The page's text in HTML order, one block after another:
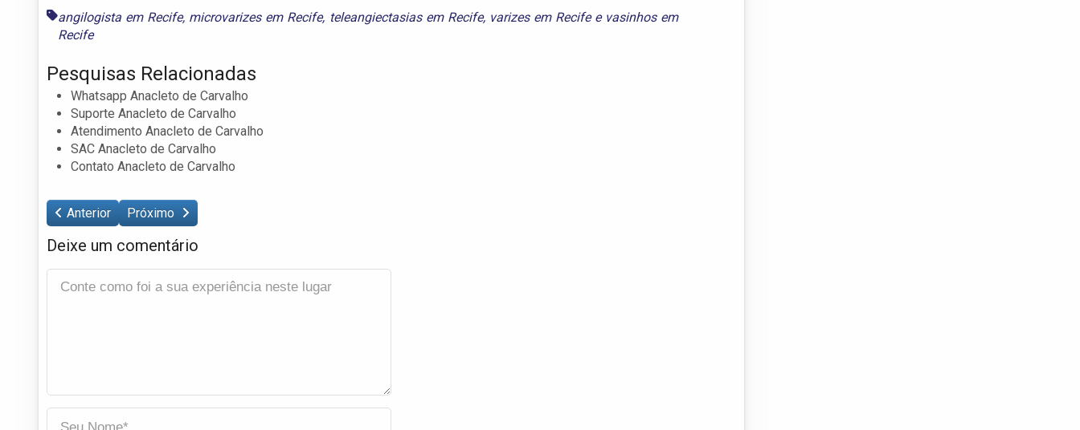
angilogista em Recife, microvarizes em Recife, teleangiectasias em Recife, varizes em Recifee vasinhos em
Recife
Pesquisas Relacionadas
Whatsapp Anacleto de Carvalho
Suporte Anacleto de Carvalho
Atendimento Anacleto de Carvalho
SAC Anacleto de Carvalho
Contato Anacleto de Carvalho
Anterior Próximo
Deixe um comentário